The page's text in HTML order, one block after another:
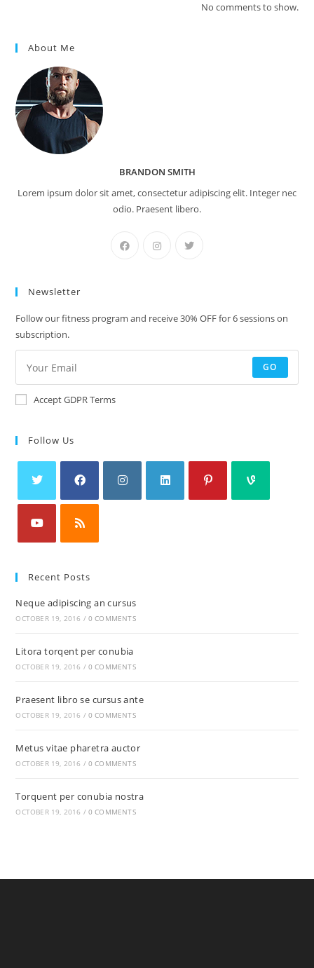
No comments to show.
About Me
BRANDON SMITH
Lorem ipsum dolor sit amet, consectetur adipiscing elit. Integer nec
odio. Praesent libero.
Newsletter
Follow our fitness program and receive 30% OFF for 6 sessions on
subscription.
GO
Accept GDPR Terms
Follow Us
Recent Posts
Neque adipiscing an cursus
OCTOBER 19, 2016 / 0 COMMENTS
Litora torqent per conubia
OCTOBER 19, 2016 / 0 COMMENTS
Praesent libro se cursus ante
OCTOBER 19, 2016 / 0 COMMENTS
Metus vitae pharetra auctor
OCTOBER 19, 2016 / 0 COMMENTS
Torquent per conubia nostra
OCTOBER 19, 2016 / 0 COMMENTS